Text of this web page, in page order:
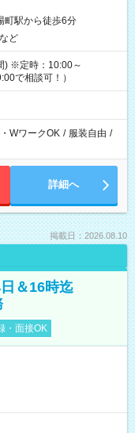
町駅から徒歩6分
ど
) ※定時：10:00～
で相談可！）
WワークOK / 服装自由 /
詳細へ
掲載日：2026.08.10
＆16時迄
・面接OK